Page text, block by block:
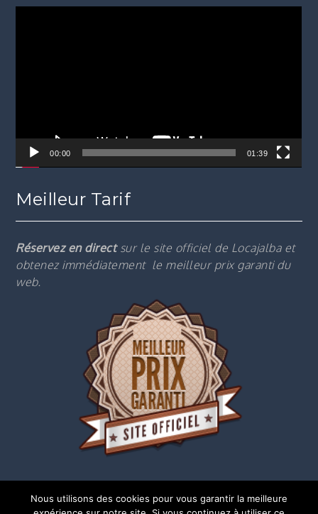
00:00 01:39
Meilleur Tarif
Réservez en directsur le site officiel de Locajalba et
obtenez immédiatement le meilleur prix garanti du
web.
Nous utilisons des cookies pour vous garantir la meilleure